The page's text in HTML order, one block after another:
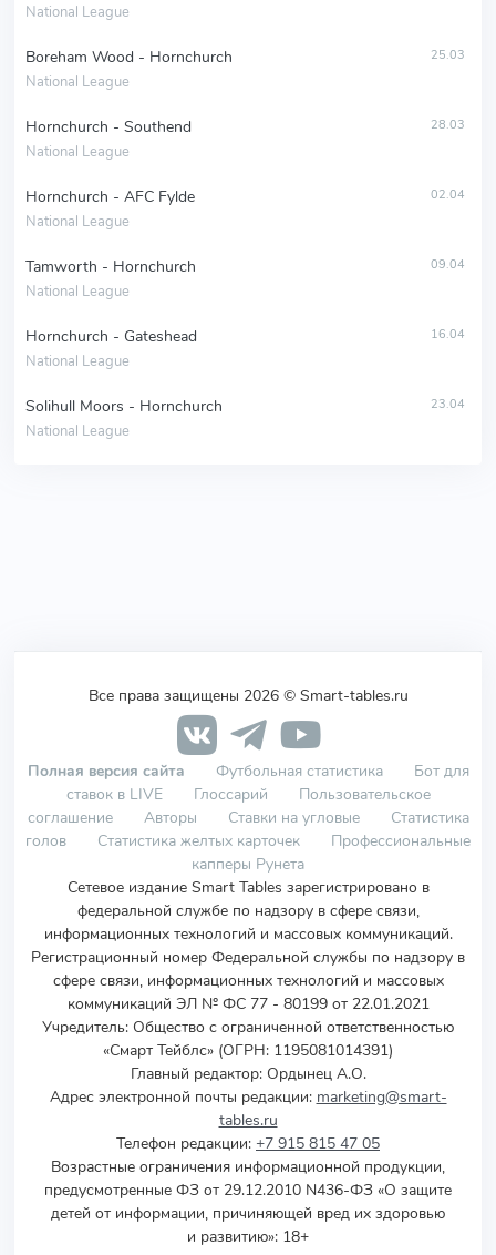
National League
Boreham Wood - Hornchurch
National League
25.03
Hornchurch - Southend
National League
28.03
Hornchurch - AFC Fylde
National League
02.04
Tamworth - Hornchurch
National League
09.04
Hornchurch - Gateshead
National League
16.04
Solihull Moors - Hornchurch
National League
23.04
Все права защищены 2026 © Smart-tables.ru
Полная версия сайта Футбольная статистика
Бот для
ставок в LIVE
Глоссарий
Пользовательское
соглашение
Авторы Ставки на угловые
Статистика
голов
Статистика желтых карточек
Профессиональные
капперы Рунета
Сетевое издание Smart Tables зарегистрировано в
федеральной службе по надзору в сфере связи,
информационных технологий и массовых коммуникаций.
Регистрационный номер Федеральной службы по надзору в
сфере связи, информационных технологий и массовых
коммуникаций ЭЛ № ФС 77 - 80199 от 22.01.2021
Учредитель: Общество с ограниченной ответственностью
«Смарт Тейблс» (ОГРН: 1195081014391)
Главный редактор: Ордынец А.О.
Адрес электронной почты редакции: marketing@smart-
tables.ru
Телефон редакции: +7 915 815 47 05
Возрастные ограничения информационной продукции,
предусмотренные ФЗ от 29.12.2010 N436-ФЗ «О защите
детей от информации, причиняющей вред их здоровью
и развитию»: 18+